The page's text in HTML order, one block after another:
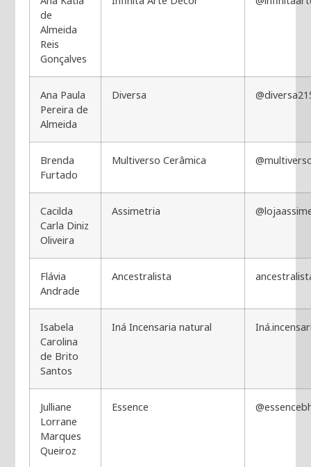
de
Almeida
Reis
Gonçalves
Ana Paula
Pereira de
Almeida
Diversa
Brenda
Furtado
Multiverso Cerâmica
Cacilda
Carla Diniz
Oliveira
Assimetria
Flávia
Andrade
Ancestralista
Isabela
Carolina
de Brito
Santos
Iná Incensaria natural
Julliane
Lorrane
Marques
Queiroz
Essence